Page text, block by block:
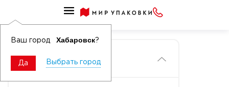
Ваш город Хабаровск?
Да Выбрать город
Главная
Фильтры